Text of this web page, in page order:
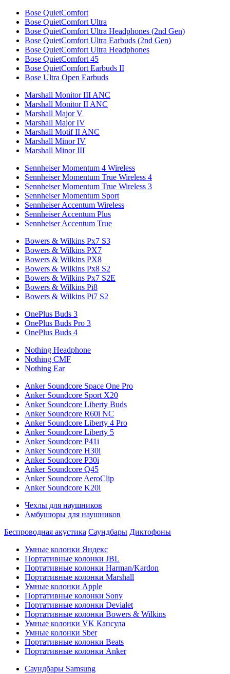
Bose QuietComfort
Bose QuietComfort Ultra
Bose QuietComfort Ultra Headphones (2nd Gen)
Bose QuietComfort Ultra Earbuds (2nd Gen)
Bose QuietComfort Ultra Headphones
Bose QuietComfort 45
Bose QuietComfort Earbuds II
Bose Ultra Open Earbuds
Marshall Monitor III ANC
Marshall Monitor II ANC
Marshall Major V
Marshall Major IV
Marshall Motif II ANC
Marshall Minor IV
Marshall Minor III
Sennheiser Momentum 4 Wireless
Sennheiser Momentum True Wireless 4
Sennheiser Momentum True Wireless 3
Sennheiser Momentum Sport
Sennheiser Accentum Wireless
Sennheiser Accentum Plus
Sennheiser Accentum True
Bowers & Wilkins Px7 S3
Bowers & Wilkins PX7
Bowers & Wilkins PX8
Bowers & Wilkins Px8 S2
Bowers & Wilkins Px7 S2E
Bowers & Wilkins Pi8
Bowers & Wilkins Pi7 S2
OnePlus Buds 3
OnePlus Buds Pro 3
OnePlus Buds 4
Nothing Headphone
Nothing CMF
Nothing Ear
Anker Soundcore Space One Pro
Anker Soundcore Sport X20
Anker Soundcore Liberty Buds
Anker Soundcore R60i NC
Anker Soundcore Liberty 4 Pro
Anker Soundcore Liberty 5
Anker Soundcore P41i
Anker Soundcore H30i
Anker Soundcore P30i
Anker Soundcore Q45
Anker Soundcore AeroClip
Anker Soundcore K20i
Чехлы для наушников
Амбушюры для наушников
Беспроводная акустика Саундбары Диктофоны
Умные колонки Яндекс
Портативные колонки JBL
Портативные колонки Harman/Kardon
Портативные колонки Marshall
Умные колонки Apple
Портативные колонки Sony
Портативные колонки Devialet
Портативные колонки Bowers & Wilkins
Умные колонки VK Капсула
Умные колонки Sber
Портативные колонки Beats
Портативные колонки Anker
Саундбары Samsung